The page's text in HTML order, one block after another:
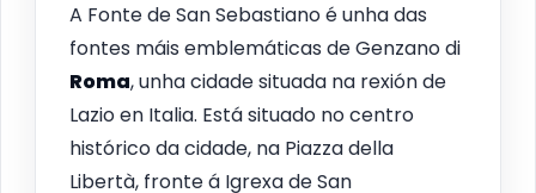
A Fonte de San Sebastiano é unha das
fontes máis emblemáticas de Genzano di
Roma, unha cidade situada na rexión de
Lazio en Italia. Está situado no centro
histórico da cidade, na Piazza della
Libertà, fronte á Igrexa de San